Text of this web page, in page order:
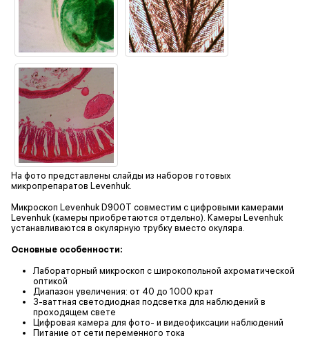
На фото представлены слайды из наборов готовых
микропрепаратов Levenhuk.
Микроскоп Levenhuk D900T совместим с цифровыми камерами
Levenhuk (камеры приобретаются отдельно). Камеры Levenhuk
устанавливаются в окулярную трубку вместо окуляра.
Основные особенности:
Лабораторный микроскоп с широкопольной ахроматической
оптикой
Диапазон увеличения: от 40 до 1000 крат
3-ваттная светодиодная подсветка для наблюдений в
проходящем свете
Цифровая камера для фото- и видеофиксации наблюдений
Питание от сети переменного тока